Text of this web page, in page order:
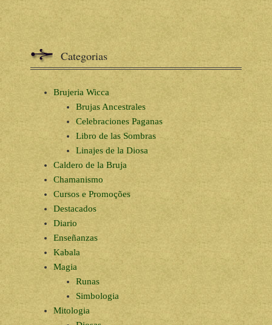
Categorias
Brujeria Wicca
Brujas Ancestrales
Celebraciones Paganas
Libro de las Sombras
Linajes de la Diosa
Caldero de la Bruja
Chamanismo
Cursos e Promoções
Destacados
Diario
Enseñanzas
Kabala
Magia
Runas
Simbologia
Mitologia